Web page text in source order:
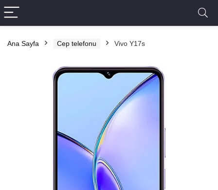
Ana Sayfa Cep telefonu Vivo Y17s